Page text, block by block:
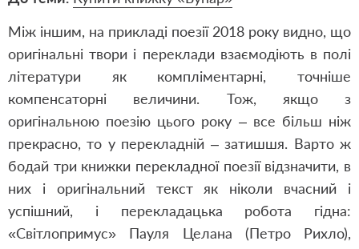
Між іншим, на прикладі поезії 2018 року видно, що
оригінальні твори і переклади взаємодіють в полі
літератури як компліментарні, точніше
компенсаторні величини. Тож, якщо з
оригінальною поезію цього року – все більш ніж
прекрасно, то у перекладній – затишшя. Варто ж
бодай три книжки перекладної поезії відзначити, в
них і оригінальний текст як ніколи вчасний і
успішний, і перекладацька робота гідна:
«Світлопримус» Пауля Целана (Петро Рихло),